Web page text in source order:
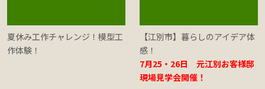
夏休み工作チャレンジ！模型工
作体験！
【江別市】暮らしのアイデア体
感！
7月25・26日 元江別お客様邸
現場見学会開催！